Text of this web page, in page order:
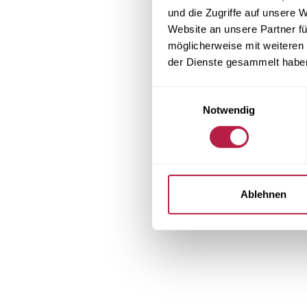
und die Zugriffe auf unsere
Website an unsere Partner
möglicherweise mit
der Dienste gesammelt
Notwendig
Ablehnen
Application